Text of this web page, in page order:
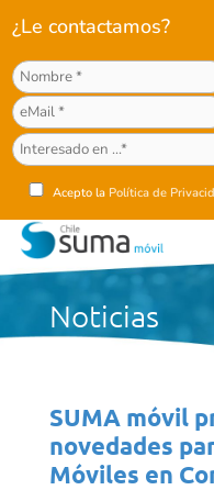
¿Le contactamos?
Acepto la Política de
Noticias
SUMA móvil
novedades
Móviles en